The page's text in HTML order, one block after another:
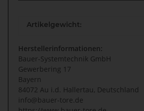
Artikelgewicht:
Herstellerinformationen:
Bauer-Systemtechnik GmbH
Gewerbering 17
Bayern
84072 Au i.d. Hallertau, Deutschland
info@bauer-tore.de